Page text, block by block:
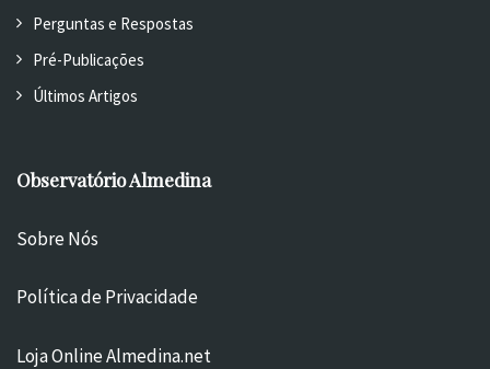
Perguntas e Respostas
Pré-Publicações
Últimos Artigos
Observatório Almedina
Sobre Nós
Política de Privacidade
Loja Online Almedina.net